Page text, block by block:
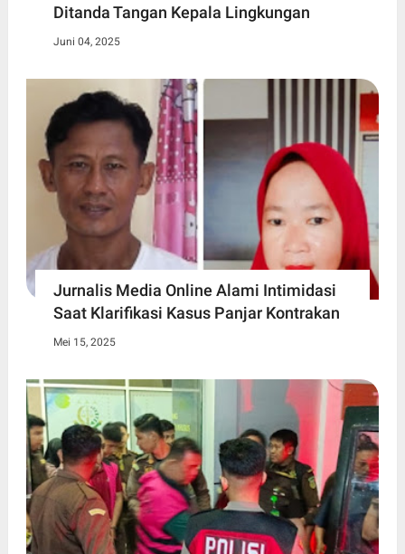
Ditanda Tangan Kepala Lingkungan
Juni 04, 2025
Jurnalis Media Online Alami Intimidasi
Saat Klarifikasi Kasus Panjar Kontrakan
Mei 15, 2025